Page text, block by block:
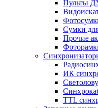
Пульты
Сумки
Прочие
ИК
TTL